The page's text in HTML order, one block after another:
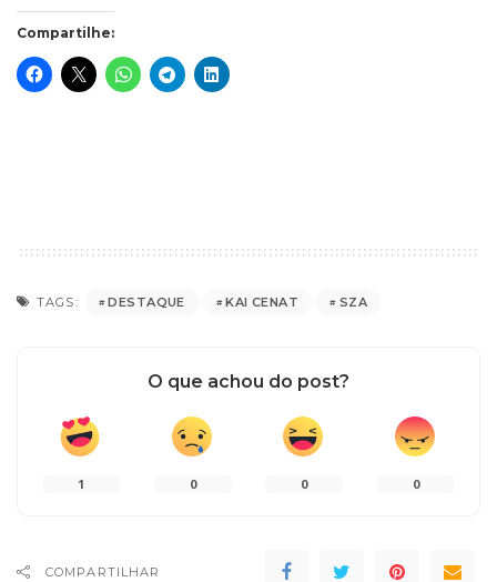
Compartilhe:
TAGS: DESTAQUE KAI CENAT SZA
O que achou do post?
1 0 0 0
COMPARTILHAR